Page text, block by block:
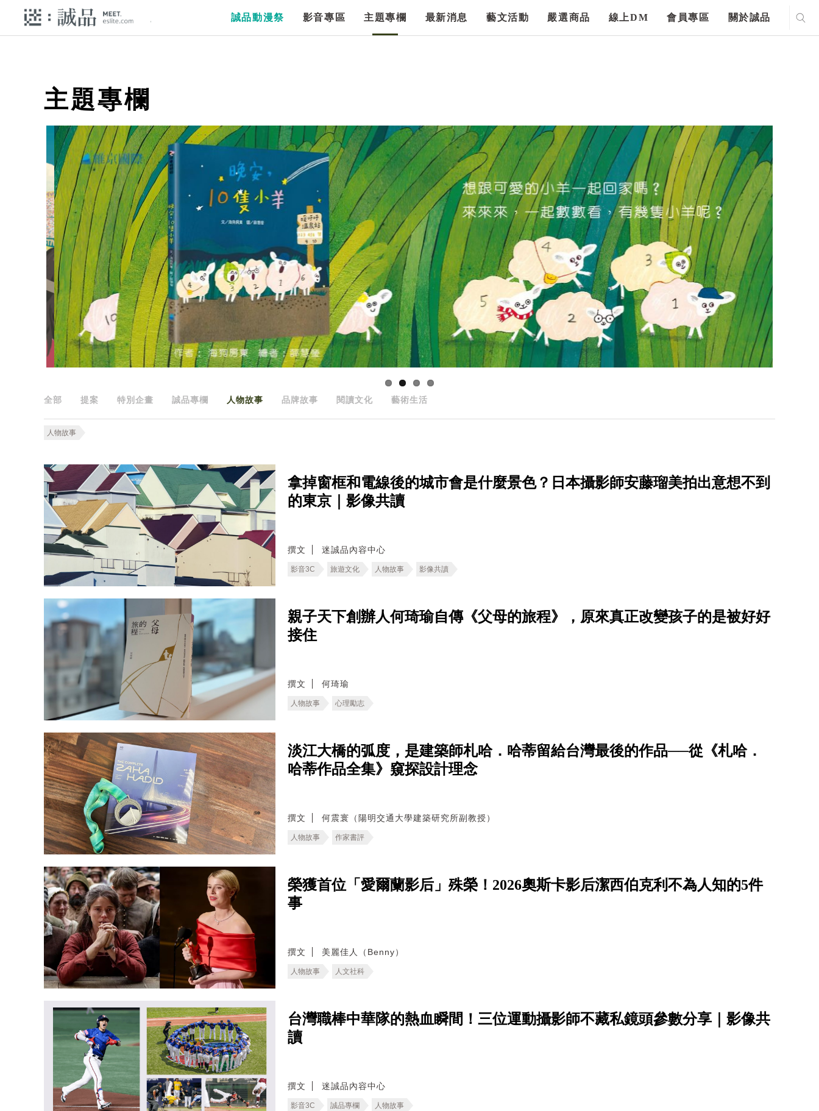
誠品動漫祭 影音專區 主題專欄 最新消息 藝文活動 嚴選商品 線上DM 會員專區 關於誠品
主題專欄
全部 提案 特別企畫 誠品專欄 人物故事 品牌故事 閱讀文化 藝術生活
人物故事
拿掉窗框和電線後的城市會是什麼景色？日本攝影師安藤瑠美拍出意想不到
的東京｜影像共讀
撰文 迷誠品內容中心
影音3C 旅遊文化 人物故事 影像共讀
親子天下創辦人何琦瑜自傳《父母的旅程》，原來真正改變孩子的是被好好
接住
撰文 何琦瑜
人物故事 心理勵志
淡江大橋的弧度，是建築師札哈．哈蒂留給台灣最後的作品──從《札哈．
哈蒂作品全集》窺探設計理念
撰文 何震寰（陽明交通大學建築研究所副教授）
人物故事 作家書評
榮獲首位「愛爾蘭影后」殊榮！2026奧斯卡影后潔西伯克利不為人知的5件
事
撰文 美麗佳人（Benny）
人物故事 人文社科
台灣職棒中華隊的熱血瞬間！三位運動攝影師不藏私鏡頭參數分享｜影像共
讀
撰文 迷誠品內容中心
影音3C 誠品專欄 人物故事